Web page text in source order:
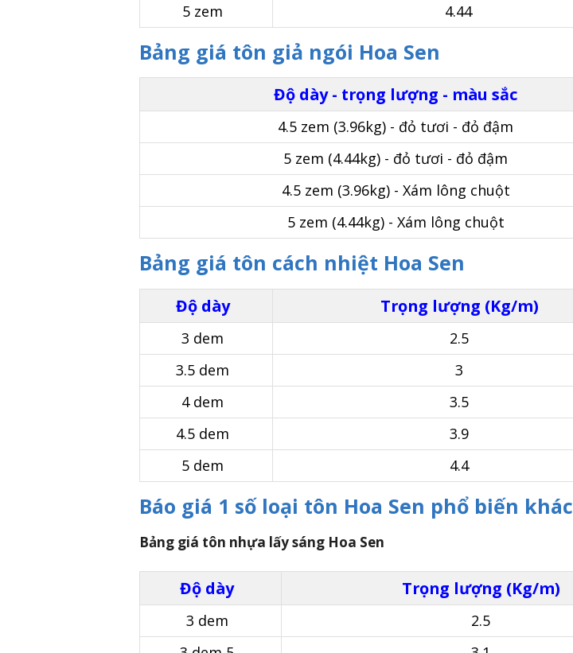
5 zem
4.44
Bảng giá tôn giả ngói Hoa Sen
Độ dày - trọng lượng - màu sắc
4.5 zem (3.96kg) - đỏ tươi - đỏ đậm
5 zem (4.44kg) - đỏ tươi - đỏ đậm
4.5 zem (3.96kg) - Xám lông chuột
5 zem (4.44kg) - Xám lông chuột
Bảng giá tôn cách nhiệt Hoa Sen
Độ dày Trọng lượng (Kg/m)
3 dem 2.5
3.5 dem
3
4 dem
3.5
4.5 dem
3.9
5 dem
4.4
Báo giá 1 số loại tôn Hoa Sen phổ biến khác
Bảng giá tôn nhựa lấy sáng Hoa Sen
Độ dày Trọng lượng (Kg/m)
3 dem 2.5